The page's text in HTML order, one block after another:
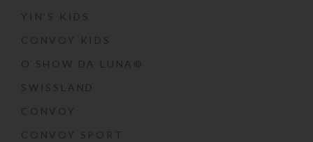
YIN’S KIDS
CONVOY KIDS
O SHOW DA LUNA®
SWISSLAND
CONVOY
CONVOY SPORT